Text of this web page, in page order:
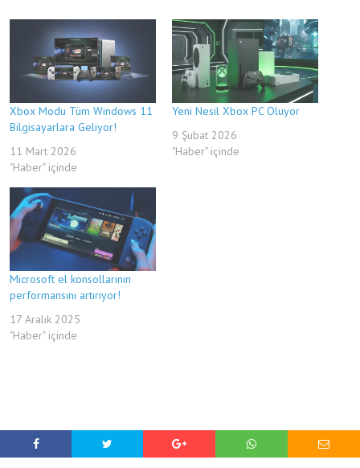
Xbox Modu Tüm Windows 11
Bilgisayarlara Geliyor!
11 Mart 2026
"Haber" içinde
Yeni Nesil Xbox PC Oluyor
9 Şubat 2026
"Haber" içinde
Microsoft el konsollarının
performansını artırıyor!
17 Aralık 2025
"Haber" içinde